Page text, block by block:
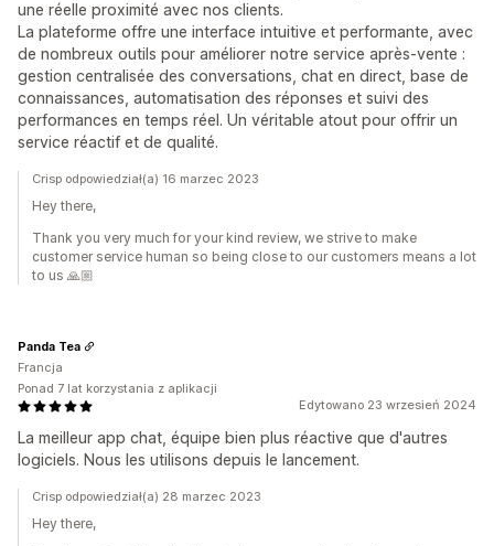
une réelle proximité avec nos clients.
La plateforme offre une interface intuitive et performante, avec
de nombreux outils pour améliorer notre service après-vente :
gestion centralisée des conversations, chat en direct, base de
connaissances, automatisation des réponses et suivi des
performances en temps réel. Un véritable atout pour offrir un
service réactif et de qualité.
Crisp odpowiedział(a) 16 marzec 2023
Hey there,
Thank you very much for your kind review, we strive to make
customer service human so being close to our customers means a lot
to us 🙏🏼
Edytowano 23 wrzesień 2024
La meilleur app chat, équipe bien plus réactive que d'autres
logiciels. Nous les utilisons depuis le lancement.
Panda Tea
Francja
Ponad 7 lat korzystania z aplikacji
Crisp odpowiedział(a) 28 marzec 2023
Hey there,